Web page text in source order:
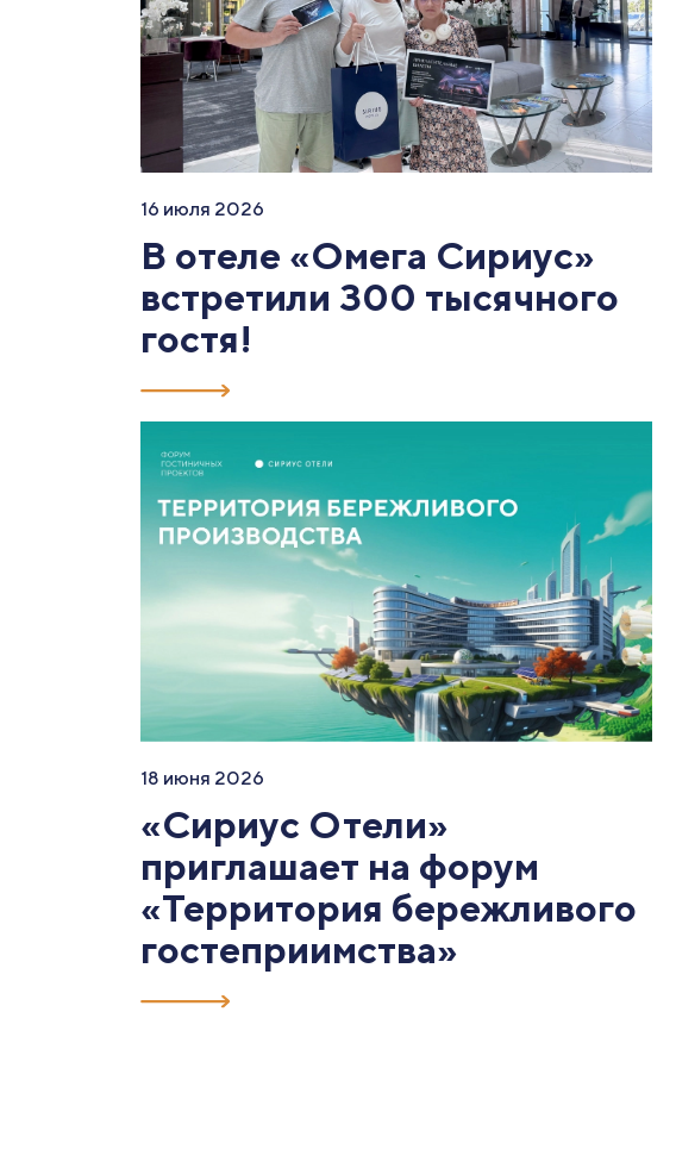
16 июля 2026
В отеле «Омега Сириус»
встретили 300 тысячного
гостя!
18 июня 2026
«Сириус Отели»
приглашает на форум
«Территория бережливого
гостеприимства»